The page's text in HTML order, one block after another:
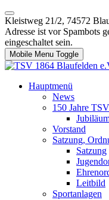
Kleistweg 21/2, 74572
Adresse ist vor Spambots
eingeschaltet sein.
Mobile Menu Toggle
Hauptmenü
News
150 Jahre TSV
Vorstand
Satzung,
Satzung
Leitbild
Sportanlagen